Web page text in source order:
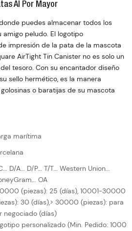
Al Por Mayor
puedes almacenar todos los
peludo. El logotipo
impresión de la pata de la mascota
AirTight Tin Canister no es solo un
tesoro. Con su encantador diseño
sello hermético, es la manera
o baratijas de su mascota
marítima
D/A... D/P... T/T... Western Union...
OA
(piezas): 25 (días), 10001-30000
30 (días),> 30000 (piezas): para
negociado (días)
personalizado (Min. Pedido: 1000